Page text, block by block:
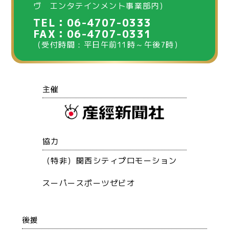
ヴ エンタテインメント事業部内）
TEL：06-4707-0333
FAX：06-4707-0331
（受付時間：平日午前11時～午後7時）
主催
協力
（特非）関西シティプロモーション
スーパースポーツゼビオ
後援